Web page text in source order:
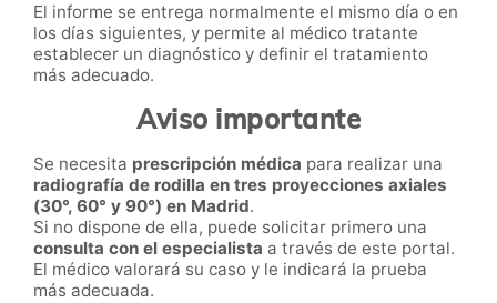
El informe se entrega normalmente el mismo día o en
los días siguientes, y permite al médico tratante
establecer un diagnóstico y definir el tratamiento
más adecuado.
Aviso importante
Se necesita prescripción médica para realizar una
radiografía de rodilla en tres proyecciones axiales
(30°, 60° y 90°) en Madrid.
Si no dispone de ella, puede solicitar primero una
consulta con el especialista a través de este portal.
El médico valorará su caso y le indicará la prueba
más adecuada.